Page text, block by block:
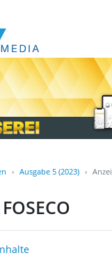
Ausgabe 5 (2023)